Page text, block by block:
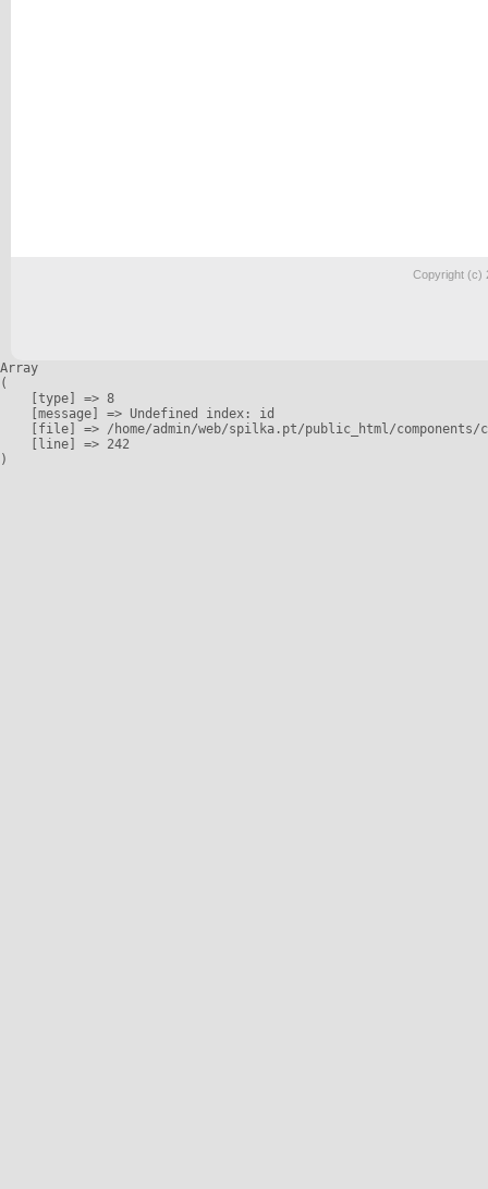
Copyright (c)
Array
(
    [type] => 8
    [message] => Undefined index: id
[file] => /home/admin/web/spilka.pt/public_html/
    [line] => 242